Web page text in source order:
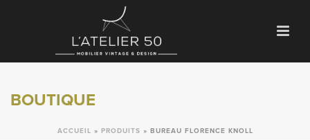
BOUTIQUE
ACCUEIL » PRODUITS » BUREAU FLORENCE KNOLL